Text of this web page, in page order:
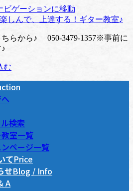
ビゲーションに移動
らから♪ 050-3479-1357※事前に
む
検索
室一覧
ページ一覧
てPrice
せBlog / Info
A